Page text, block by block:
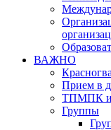
ВАЖНО
Прием в
ТПМПК
Группы